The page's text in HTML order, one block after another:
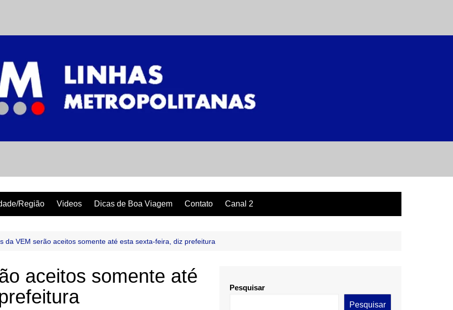
Região Videos Dicas de Boa Viagem Contato Canal 2
da VEM serão aceitos somente até esta sexta-feira, diz prefeitura
aceitos somente até
Pesquisar
Pesquisar